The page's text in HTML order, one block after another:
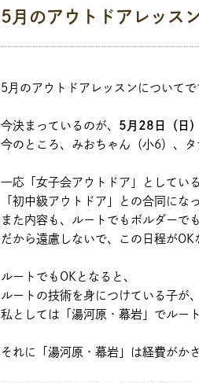
5月のアウトドアレッス
5月のアウトドアレッスンについてで
今決まっているのが、 5月28日（日）
今のところ、みおちゃん（小6）、
一応「女子会アウトドア」としてい
「初中級アウトドア」との合同にな
また内容も、ルートでもボルダーで
だから遠慮しないで、この日程が
ルートでもOKとなると、
ルートの技術を身につけている子が
私としては「湯河原・幕岩」でルー
それに「湯河原・幕岩」は経費がか